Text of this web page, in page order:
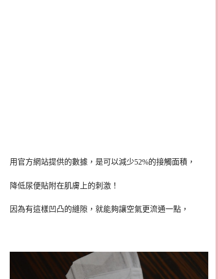
用官方網站提供的數據，是可以減少52%的接觸面積，
降低尿便貼附在肌膚上的刺激！
因為有這樣凹凸的縫隙，就能夠讓空氣更流通一點，